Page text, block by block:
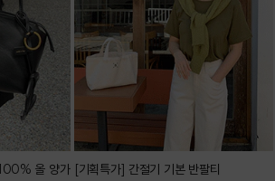
올 양가 [기획특가] 간절기 기본 반팔티